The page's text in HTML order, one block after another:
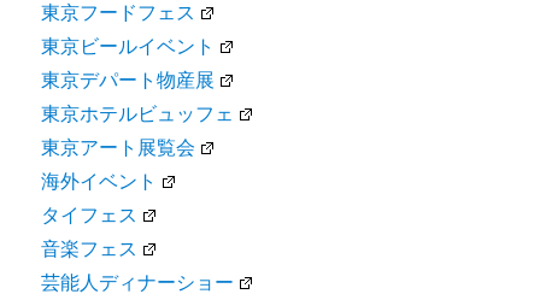
東京フードフェス
東京ビールイベント
東京デパート物産展
東京ホテルビュッフェ
東京アート展覧会
海外イベント
タイフェス
音楽フェス
芸能人ディナーショー